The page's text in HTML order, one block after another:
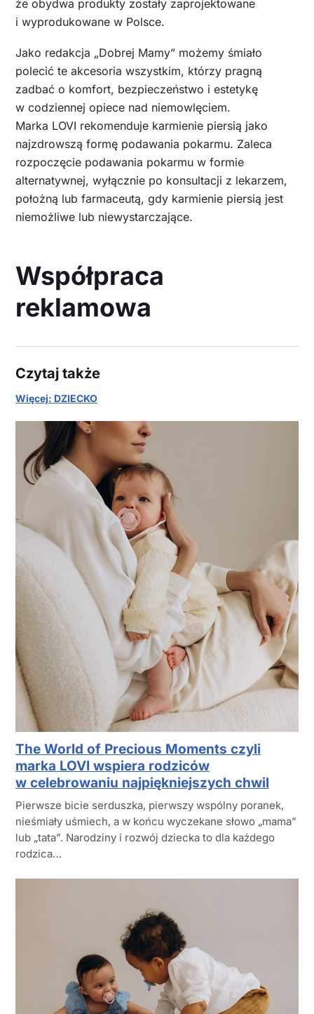
że obydwa produkty zostały zaprojektowane
i wyprodukowane w Polsce.
Jako redakcja „Dobrej Mamy” możemy śmiało
polecić te akcesoria wszystkim, którzy pragną
zadbać o komfort, bezpieczeństwo i estetykę
w codziennej opiece nad niemowlęciem.
Marka LOVI rekomenduje karmienie piersią jako
najzdrowszą formę podawania pokarmu. Zaleca
rozpoczęcie podawania pokarmu w formie
alternatywnej, wyłącznie po konsultacji z lekarzem,
położną lub farmaceutą, gdy karmienie piersią jest
niemożliwe lub niewystarczające.
Współpraca
reklamowa
Czytaj także
Więcej: DZIECKO
The World of Precious Moments czyli
marka LOVI wspiera rodziców
w celebrowaniu najpiękniejszych chwil
Pierwsze bicie serduszka, pierwszy wspólny poranek,
nieśmiały uśmiech, a w końcu wyczekane słowo „mama”
lub „tata”. Narodziny i rozwój dziecka to dla każdego
rodzica…